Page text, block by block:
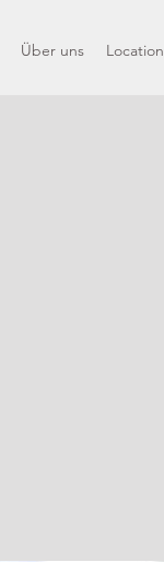
Über uns Location